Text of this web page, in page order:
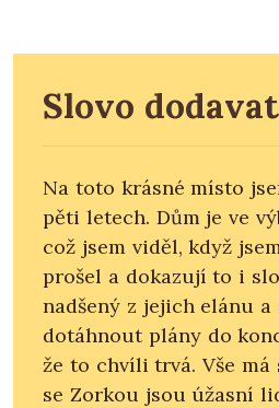
Slovo
Na toto krásné místo
pěti letech. Dům je ve
což jsem viděl, když
prošel a dokazují to i
nadšený z jejich elánu
dotáhnout plány do
že to chvíli trvá. Vše má
se Zorkou jsou úžasní